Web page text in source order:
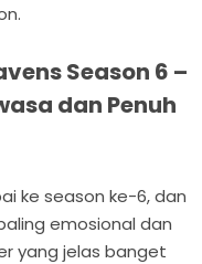
Season 6 –
dan Penuh
ke season ke-6, dan
emosional dan
yang jelas banget